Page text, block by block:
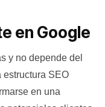
en Google
y no depende del
SEO
en una